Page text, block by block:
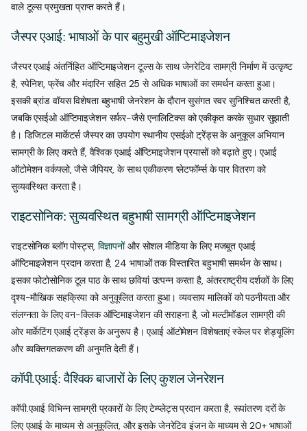
वाले टूल्स प्रमुखता प्राप्त करते हैं।
जैस्पर एआई: भाषाओं के पार बहुमुखी ऑप्टिमाइजेशन
जैस्पर एआई अंतर्निहित ऑप्टिमाइजेशन टूल्स के साथ जेनरेटिव सामग्री निर्माण में उत्कृष्ट
है, स्पेनिश, फ्रेंच और मंदारिन सहित 25 से अधिक भाषाओं का समर्थन करता हुआ।
इसकी ब्रांड वॉयस विशेषता बहुभाषी जेनरेशन के दौरान सुसंगत स्वर सुनिश्चित करती है,
जबकि एसईओ ऑप्टिमाइजेशन सर्फर-जैसे एनालिटिक्स को एकीकृत करके सुधार सुझाती
है। डिजिटल मार्केटर्स जैस्पर का उपयोग स्थानीय एसईओ ट्रेंड्स के अनुकूल अभियान
सामग्री के लिए करते हैं, वैश्विक एआई ऑप्टिमाइजेशन प्रयासों को बढ़ाते हुए। एआई
ऑटोमेशन वर्कफ्लो, जैसे जैपियर, के साथ एकीकरण प्लेटफॉर्म्स के पार वितरण को
सुव्यवस्थित करता है।
राइटसोनिक: सुव्यवस्थित बहुभाषी सामग्री ऑप्टिमाइजेशन
राइटसोनिक ब्लॉग पोस्ट्स, विज्ञापनों और सोशल मीडिया के लिए मजबूत एआई
ऑप्टिमाइजेशन प्रदान करता है, 24 भाषाओं तक विस्तारित बहुभाषी समर्थन के साथ।
इसका फोटोसोनिक टूल पाठ के साथ छवियां उत्पन्न करता है, अंतरराष्ट्रीय दर्शकों के लिए
दृश्य-मौखिक सहक्रिया को अनुकूलित करता हुआ। व्यवसाय मालिकों को पठनीयता और
संलग्नता के लिए वन-क्लिक ऑप्टिमाइजेशन की सराहना है, जो मल्टीमॉडल सामग्री की
ओर मार्केटिंग एआई ट्रेंड्स के अनुरूप है। एआई ऑटोमेशन विशेषताएं स्केल पर शेड्यूलिंग
और व्यक्तिगतकरण की अनुमति देती हैं।
कॉपी.एआई: वैश्विक बाजारों के लिए कुशल जेनरेशन
कॉपी.एआई विभिन्न सामग्री प्रकारों के लिए टेम्प्लेट्स प्रदान करता है, रूपांतरण दरों के
लिए एआई के माध्यम से अनुकूलित, और इसके जेनरेटिव इंजन के माध्यम से 20+ भाषाओं